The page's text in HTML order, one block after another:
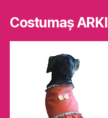
Costumaş ARKI